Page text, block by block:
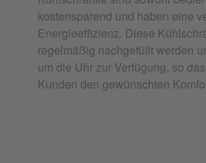
kostensparend und haben eine
Energieeffizienz. Diese
regelmäßig nachgefüllt werden
um die Uhr zur Verfügung, so
Kunden den gewünschten